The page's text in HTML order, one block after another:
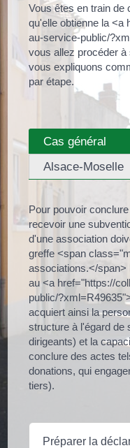
Vous êtes en train de
qu'elle obtienne la <a
au-service-public/
vous allez procéder à
vous expliquons
par étape.
Cas général
Alsace-Moselle
Pour pouvoir
recevoir une
d'une association
greffe <span
associations.</span>
au <a href="https://
public/
acquiert ainsi la
structure à l'égard de
dirigeants) et la
conclure des actes
donations, qui
tiers).
Préparer la